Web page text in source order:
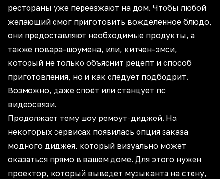
рестораны уже переезжают на дом. Чтобы любой
желающий смог приготовить вожделенное блюдо,
они предоставляют необходимые продукты, а
также повара-шоумена, или, китчен-эмси,
который не только объяснит рецепт и способ
приготовления, но и как следует подбодрит.
Возможно, даже споёт или станцует по
видеосвязи.
Продолжает тему шоу ремоут-диджей. На
некоторых сервисах появилась опция заказа
модного диджея, который визуально может
оказаться прямо в вашем доме. Для этого нужен
проектор, который выведет музыканта на стену,